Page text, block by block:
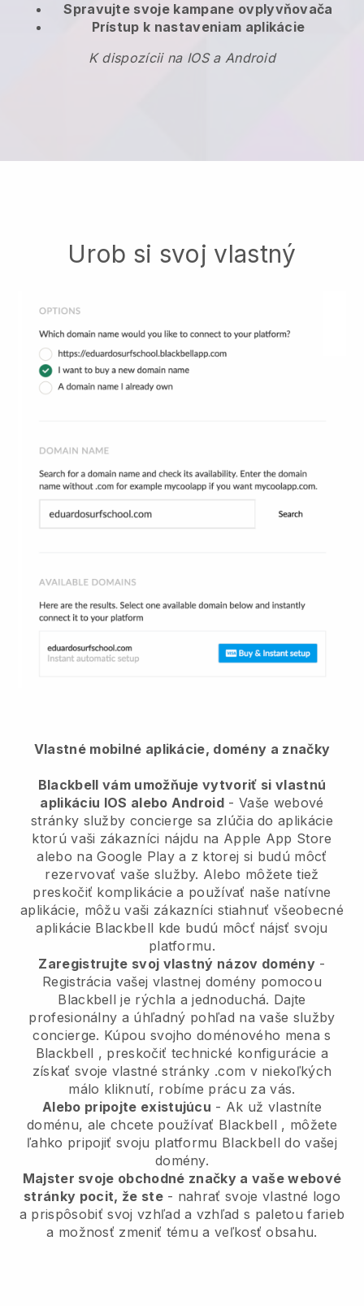
Spravujte svoje kampane ovplyvňovača
Prístup k nastaveniam aplikácie
K dispozícii na IOS a Android
Urob si svoj vlastný
Vlastné mobilné aplikácie, domény a značky
Blackbell vám umožňuje vytvoriť si vlastnú
aplikáciu IOS alebo Android -Vaše webové
stránky služby concierge sa zlúčia do aplikácie
ktorú vaši zákazníci nájdu na Apple App Store
alebo na Google Play a z ktorej si budú môcť
rezervovať vaše služby. Alebo môžete tiež
preskočiť komplikácie a používať naše natívne
aplikácie, môžu vaši zákazníci stiahnuť všeobecné
aplikácie Blackbell kde budú môcť nájsť svoju
platformu.
Zaregistrujte svoj vlastný názov domény-
Registrácia vašej vlastnej domény pomocou
Blackbell je rýchla a jednoduchá. Dajte
profesionálny a úhľadný pohľad na vaše služby
concierge. Kúpou svojho doménového mena s
Blackbell , preskočiť technické konfigurácie a
získať svoje vlastné stránky .com v niekoľkých
málo kliknutí, robíme prácu za vás.
Alebo pripojte existujúcu - Ak už vlastníte
doménu, ale chcete používať Blackbell , môžete
ľahko pripojiť svoju platformu Blackbell do vašej
domény.
Majster svoje obchodné značky a vaše webové
stránky pocit, že ste- nahrať svoje vlastné logo
a prispôsobiť svoj vzhľad a vzhľad s paletou farieb
a možnosť zmeniť tému a veľkosť obsahu.